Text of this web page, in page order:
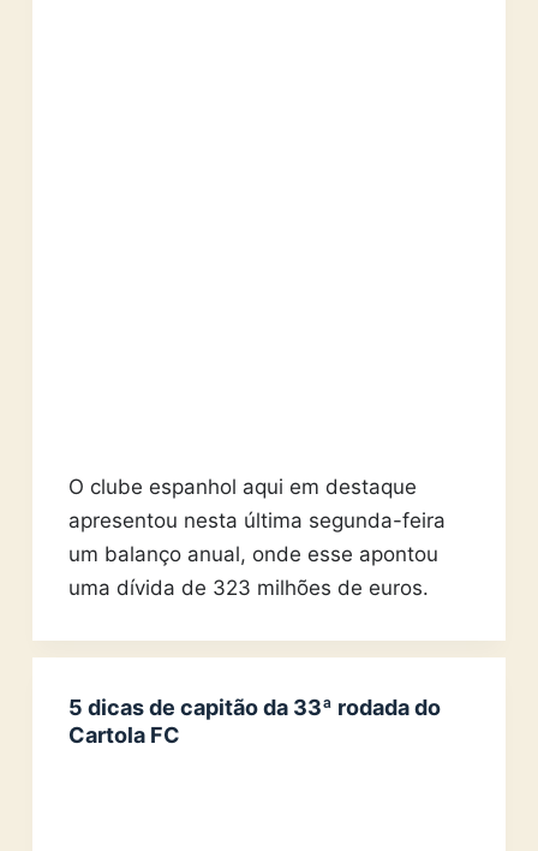
O clube espanhol aqui em destaque
apresentou nesta última segunda-feira
um balanço anual, onde esse apontou
uma dívida de 323 milhões de euros.
5 dicas de capitão da 33ª rodada do
Cartola FC